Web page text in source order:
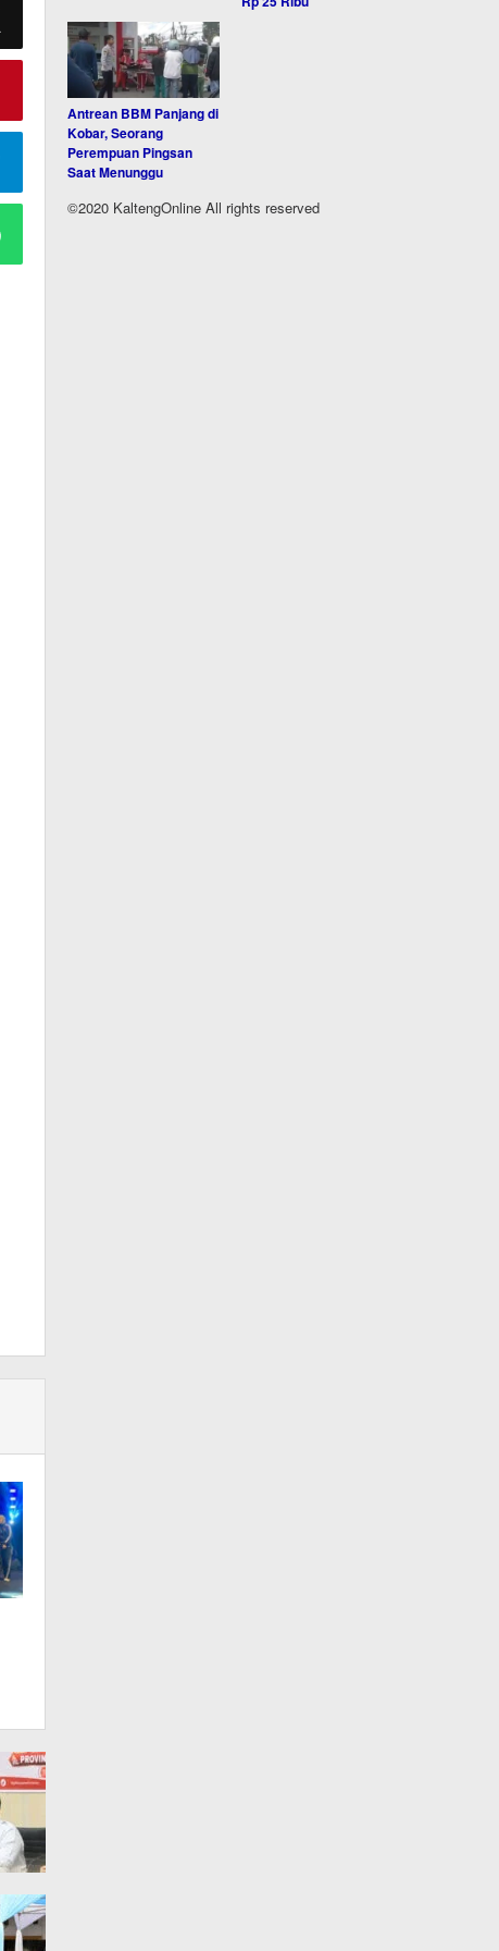
Antrean BBM Panjang di
Kobar, Seorang
Perempuan Pingsan
Saat Menunggu
©2020 KaltengOnline All rights reserved